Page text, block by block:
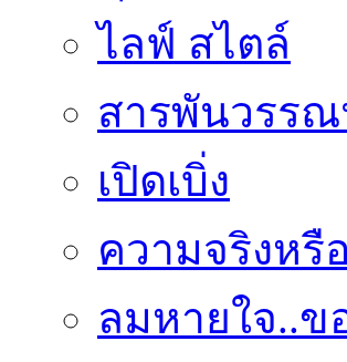
ไลฟ์ สไตล์
สารพันวรร
เปิดเบิ่ง
ความจริงหรื
ลมหายใจ..ข